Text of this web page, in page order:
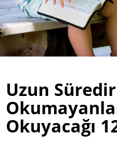
Uzun
Okuyacağı